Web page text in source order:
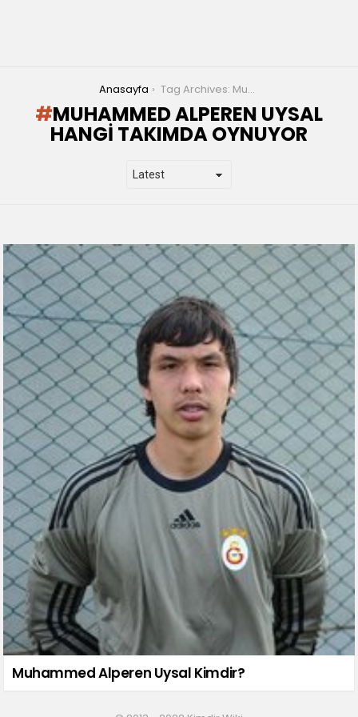
Anasayfa Tag Archives: Muhammed Alperen UYSAL hangi takımda oynuyor
MUHAMMED ALPEREN UYSAL
HANGI TAKIMDA OYNUYOR
STORIES
Muhammed Alperen Uysal Kimdir?